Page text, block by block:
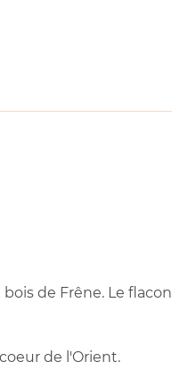
de Frêne. Le flacon
de l'Orient.